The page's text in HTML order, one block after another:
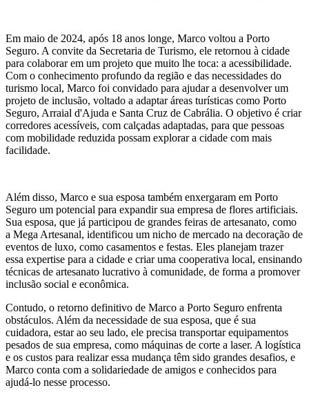
Em maio de 2024, após 18 anos longe, Marco voltou a Porto
Seguro. A convite da Secretaria de Turismo, ele retornou à cidade
para colaborar em um projeto que muito lhe toca: a acessibilidade.
Com o conhecimento profundo da região e das necessidades do
turismo local, Marco foi convidado para ajudar a desenvolver um
projeto de inclusão, voltado a adaptar áreas turísticas como Porto
Seguro, Arraial d'Ajuda e Santa Cruz de Cabrália. O objetivo é criar
corredores acessíveis, com calçadas adaptadas, para que pessoas
com mobilidade reduzida possam explorar a cidade com mais
facilidade.
Além disso, Marco e sua esposa também enxergaram em Porto
Seguro um potencial para expandir sua empresa de flores artificiais.
Sua esposa, que já participou de grandes feiras de artesanato, como
a Mega Artesanal, identificou um nicho de mercado na decoração de
eventos de luxo, como casamentos e festas. Eles planejam trazer
essa expertise para a cidade e criar uma cooperativa local, ensinando
técnicas de artesanato lucrativo à comunidade, de forma a promover
inclusão social e econômica.
Contudo, o retorno definitivo de Marco a Porto Seguro enfrenta
obstáculos. Além da necessidade de sua esposa, que é sua
cuidadora, estar ao seu lado, ele precisa transportar equipamentos
pesados de sua empresa, como máquinas de corte a laser. A logística
e os custos para realizar essa mudança têm sido grandes desafios, e
Marco conta com a solidariedade de amigos e conhecidos para
ajudá-lo nesse processo.